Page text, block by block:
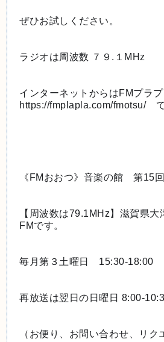
ぜひお試しください。
ラジオは周波数 ７９.１MHz
インターネットからはFMプラ
https://fmplapla.com/fmotsu/　で
《FMおおつ》音楽の館　第15
【周波数は79.1MHz】滋賀県大
FMです。
毎月第３土曜日　15:30-18:00
再放送は翌日の日曜日 8:00-
（お便り、お問い合わせ、リク